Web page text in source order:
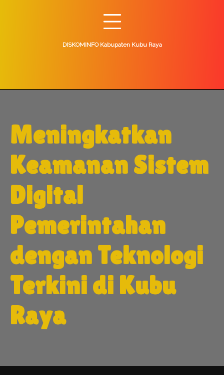
DISKOMINFO Kabupaten Kubu Raya
Meningkatkan
Keamanan Sistem
Digital
Pemerintahan
dengan Teknologi
Terkini di Kubu
Raya